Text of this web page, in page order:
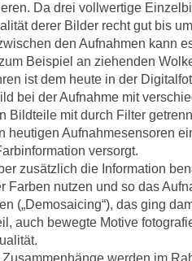
Da drei vollwertige
derer Bilder recht gut bis
den Aufnahmen kann
Beispiel an ziehenden
ist dem heute in der
bei der Aufnahme mit
Bildteile mit durch Filter
heutigen Aufnahmesensoren
versorgt.
zusätzlich die Information
Farben nutzen und so das
(„Demosaicing“), das ging
auch bewegte Motive